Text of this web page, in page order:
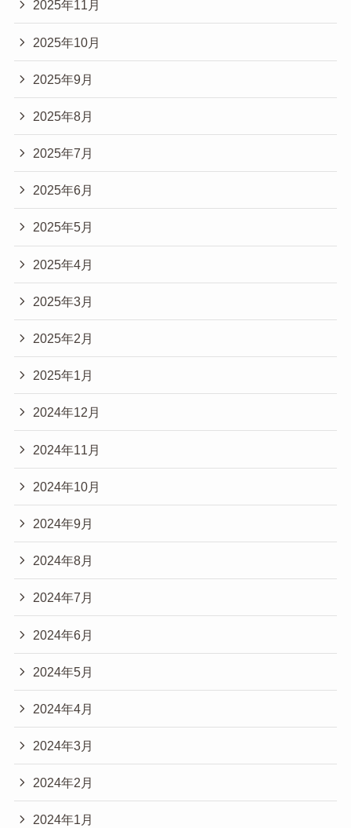
2025年11月
2025年10月
2025年9月
2025年8月
2025年7月
2025年6月
2025年5月
2025年4月
2025年3月
2025年2月
2025年1月
2024年12月
2024年11月
2024年10月
2024年9月
2024年8月
2024年7月
2024年6月
2024年5月
2024年4月
2024年3月
2024年2月
2024年1月